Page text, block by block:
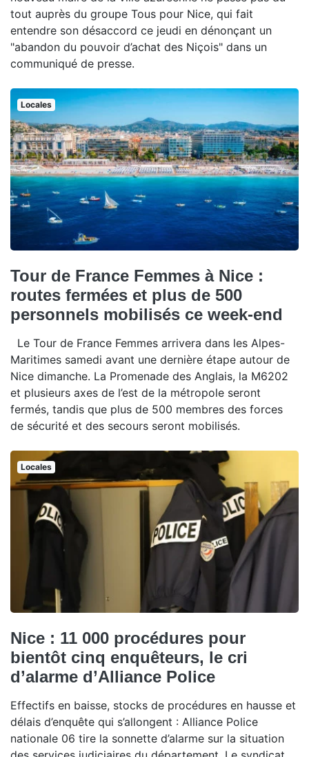
tout auprès du groupe Tous pour Nice, qui fait
entendre son désaccord ce jeudi en dénonçant un
"abandon du pouvoir d’achat des Niçois" dans un
communiqué de presse.
Locales
Tour de France Femmes à Nice :
routes fermées et plus de 500
personnels mobilisés ce week-end
Le Tour de France Femmes arrivera dans les Alpes-
Maritimes samedi avant une dernière étape autour de
Nice dimanche. La Promenade des Anglais, la M6202
et plusieurs axes de l’est de la métropole seront
fermés, tandis que plus de 500 membres des forces
de sécurité et des secours seront mobilisés.
Locales
Nice : 11 000 procédures pour
bientôt cinq enquêteurs, le cri
d’alarme d’Alliance Police
Effectifs en baisse, stocks de procédures en hausse et
délais d’enquête qui s’allongent : Alliance Police
nationale 06 tire la sonnette d’alarme sur la situation